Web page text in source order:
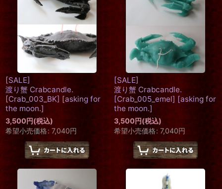
[SALE]
渡り蟹 Crabcandle.
[Crab_003_BK] [asking for
the moon.]
3,500円(税込)
希望小売価格: 7,040円
[SALE]
渡り蟹 Crabcandle.
[Crab_005_emel] [asking for
the moon.]
3,500円(税込)
希望小売価格: 7,040円